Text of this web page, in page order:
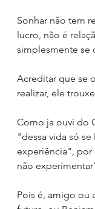
Sonhar não tem
lucro, não é
simplesmente se
Acreditar que se
realizar, ele
Como ja ouvi do
"dessa vida só se
experiência", por
não
Pois é, amigo ou